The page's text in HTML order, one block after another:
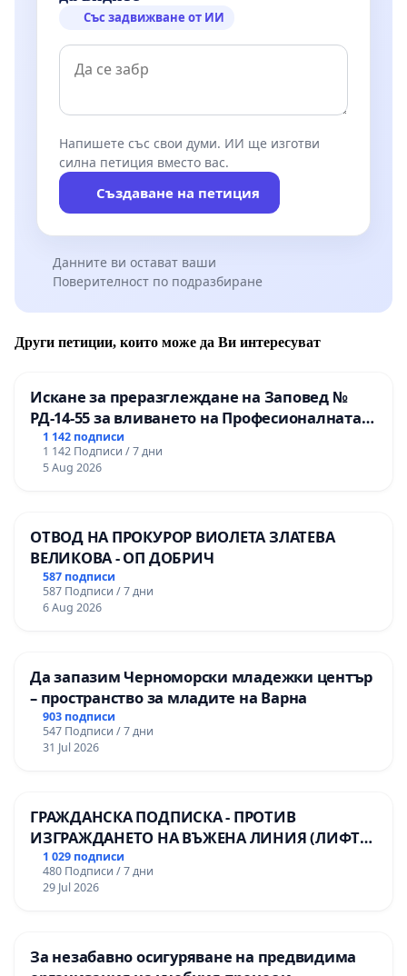
Със задвижване от ИИ
Напишете със свои думи. ИИ ще изготви
силна петиция вместо вас.
Създаване на петиция
Данните ви остават ваши
Поверителност по подразбиране
Други петиции, които може да Ви интересуват
Искане за преразглеждане на Заповед №
РД-14-55 за вливането на Професионалната
гимназия по промишлени технологии в
Професионалната гимназия по икономика и
мениджмънт – гр. Пазарджик
1 142 подписи
1 142 Подписи / 7 дни
5 Aug 2026
ОТВОД НА ПРОКУРОР ВИОЛЕТА ЗЛАТЕВА
ВЕЛИКОВА - ОП ДОБРИЧ
587 подписи
587 Подписи / 7 дни
6 Aug 2026
Да запазим Черноморски младежки център
– пространство за младите на Варна
903 подписи
547 Подписи / 7 дни
31 Jul 2026
ГРАЖДАНСКА ПОДПИСКА - ПРОТИВ
ИЗГРАЖДАНЕТО НА ВЪЖЕНА ЛИНИЯ (ЛИФТ)
НА ТЕРИТОРИЯТА НА ПРИРОДНА
ЗАБЕЛЕЖИТЕЛНОСТ „ХЪЛМ НА
ОСВОБОДИТЕЛИТЕ“ (БУНАРДЖИК)
1 029 подписи
480 Подписи / 7 дни
29 Jul 2026
За незабавно осигуряване на предвидима